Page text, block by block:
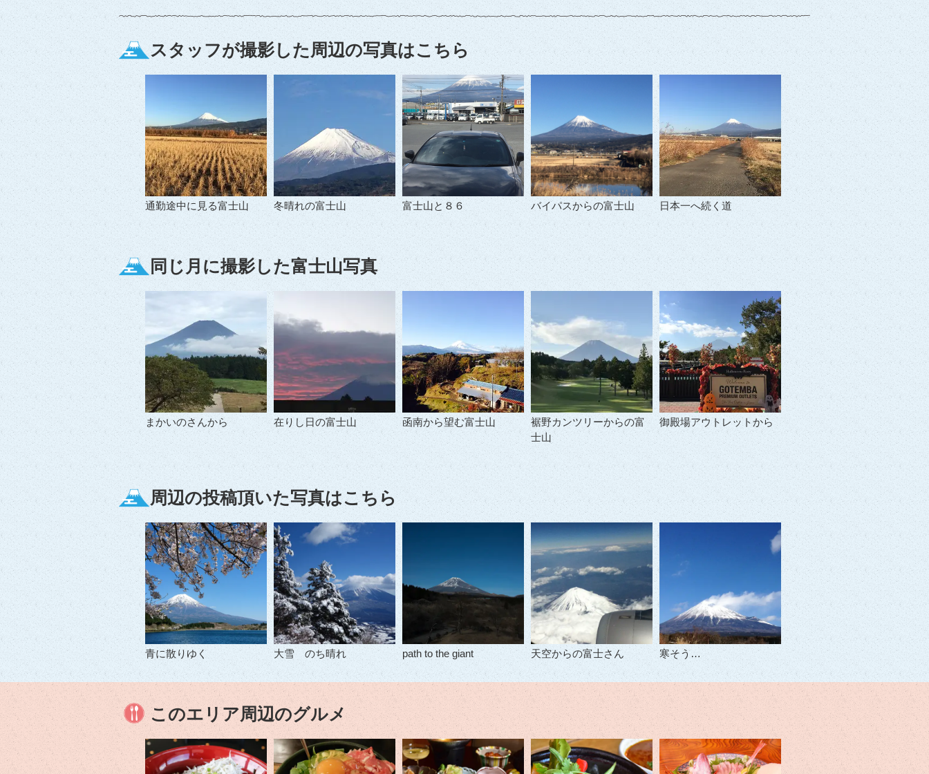
スタッフが撮影した周辺の写真はこちら
通勤途中に見る富士山 冬晴れの富士山 富士山と８６ バイパスからの富士山 日本一へ続く道
同じ月に撮影した富士山写真
まかいのさんから 在りし日の富士山 函南から望む富士山
裾野カンツリーからの富
士山
御殿場アウトレットから
周辺の投稿頂いた写真はこちら
青に散りゆく 大雪 のち晴れ path to the giant 天空からの富士さん 寒そう…
このエリア周辺のグルメ